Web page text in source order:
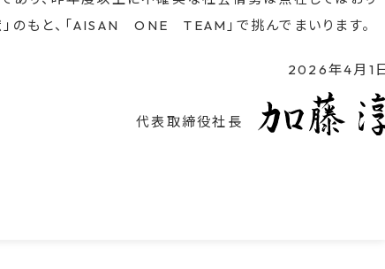
のもと、「AISAN ONE TEAM」で挑んでまいります。
2026年4月1
代表取締役社長